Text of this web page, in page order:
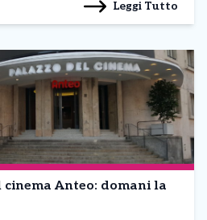
Leggi Tutto
Anteo: domani la